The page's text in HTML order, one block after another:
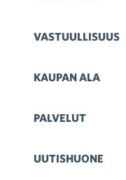
VASTUULLISUUS
KAUPAN ALA
PALVELUT
UUTISHUONE